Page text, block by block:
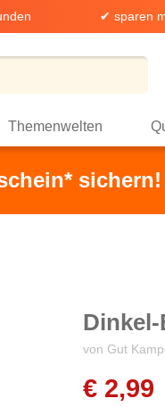
✔ sparen
Themenwelten
sichern!
von Gut
€ 2,99